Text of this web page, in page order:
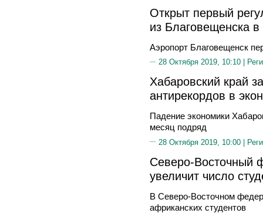
Открыт первый
из Благовещенска
Аэропорт Благовещенск
28 Октября 2019, 10:10 |
Хабаровский край
антирекордов в
Падение экономики
месяц подряд
28 Октября 2019, 10:00 |
Северо-Восточный
увеличит число
В Северо-Восточном
африканских студентов